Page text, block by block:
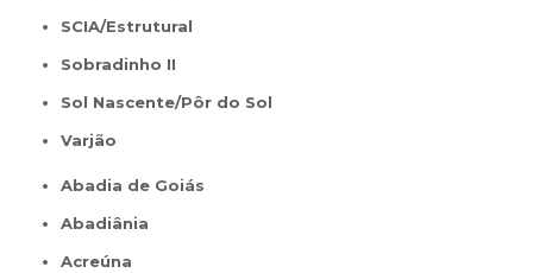
SCIA/Estrutural
Sobradinho II
Sol Nascente/Pôr do Sol
Varjão
Abadia de Goiás
Abadiânia
Acreúna